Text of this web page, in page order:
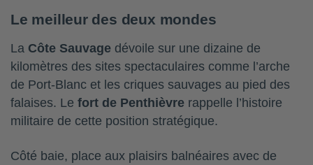
Le meilleur des deux mondes
La Côte Sauvage dévoile sur une dizaine de
kilomètres des sites spectaculaires comme l’arche
de Port-Blanc et les criques sauvages au pied des
falaises. Le fort de Penthièvre rappelle l’histoire
militaire de cette position stratégique.
Côté baie, place aux plaisirs balnéaires avec de